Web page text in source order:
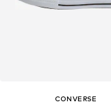
CONVERSE